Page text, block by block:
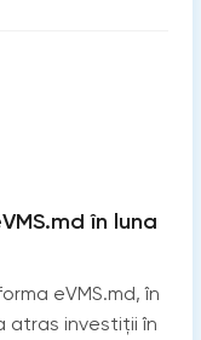
în luna
eVMS.md, în
atras investiții în